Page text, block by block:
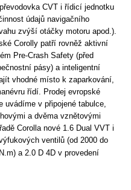
CVT i řídicí jednotku
údajů navigačního
zvýší otáčky motoru apod.).
Corolly patří rovněž aktivní
Pre-Crash Safety (před
pásy) a inteligentní
vhodné místo k zaparkování,
řídí. Prodej evropské
uvádíme v připojené tabulce,
a dvěma vznětovými
Corolla nové 1.6 Dual VVT i
ventilů (od 2000 do
a 2.0 D 4D v provedení